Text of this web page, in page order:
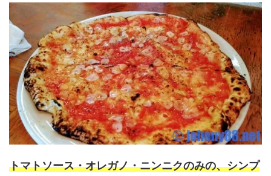
トマトソース・オレガノ・ニンニクのみの、シンプ